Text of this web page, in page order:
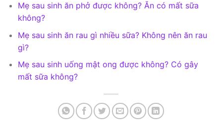
Mẹ sau sinh ăn phở được không? Ăn có mất sữa
không?
Mẹ sau sinh ăn rau gì nhiều sữa? Không nên ăn rau
gì?
Mẹ sau sinh uống mật ong được không? Có gây
mất sữa không?